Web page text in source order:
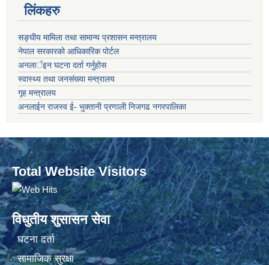
लिंकहरु
सङ्‍घीय मामिला तथा सामान्य प्रशासन मन्त्रालय
नेपाल सरकारको आधिकारिक पोर्टल
अनलार्इन घटना दर्ता गर्नुहोस
स्वास्थ्य तथा जनसंख्या मन्त्रालय
गृह मन्त्रालय
अनलाईन राजस्व ई- भुक्तानी प्रणाली निजगढ नगरपालिका
Total Website Visitors
विधुतीय शुसासन सेवा
घटना दर्ता
सामाजिक सुरक्षा